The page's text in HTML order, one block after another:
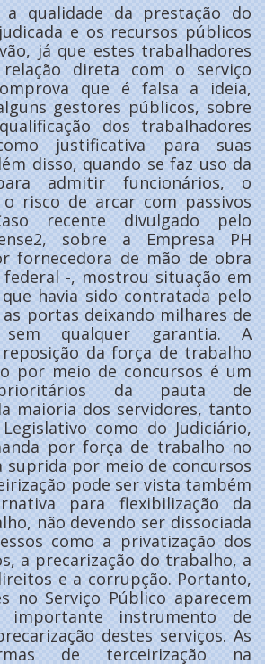
a qualidade da prestação do
e os recursos públicos
já que estes trabalhadores
direta com o serviço
que é falsa a ideia,
gestores públicos, sobre
dos trabalhadores
justificativa para suas
disso, quando se faz uso da
admitir funcionários, o
o risco de arcar com passivos
recente divulgado pelo
sobre a Empresa PH
fornecedora de mão de obra
-, mostrou situação em
havia sido contratada pelo
portas deixando milhares de
sem qualquer garantia. A
reposição da força de trabalho
por meio de concursos é um
da pauta de
maioria dos servidores, tanto
como do Judiciário,
por força de trabalho no
suprida por meio de concursos
pode ser vista também
para flexibilização da
não devendo ser dissociada
como a privatização dos
a precarização do trabalho, a
e a corrupção. Portanto,
no Serviço Público aparecem
instrumento de
destes serviços. As
de terceirização na